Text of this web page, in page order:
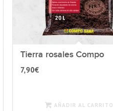
Tierra rosales Compo
7,90€
AÑADIR AL CARRITO